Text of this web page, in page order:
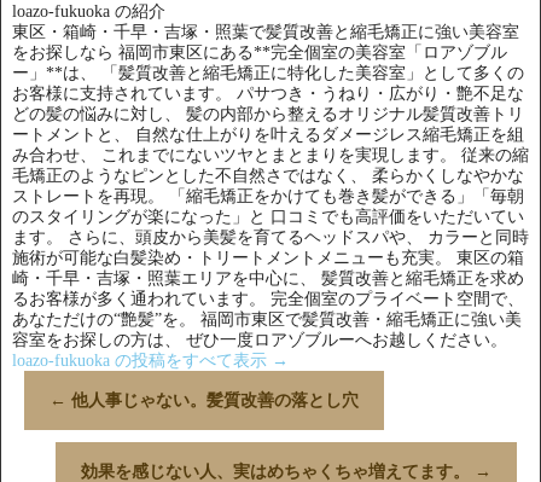
loazo-fukuoka の紹介
東区・箱崎・千早・吉塚・照葉で髪質改善と縮毛矯正に強い美容室
をお探しなら 福岡市東区にある**完全個室の美容室「ロアゾブル
ー」**は、 「髪質改善と縮毛矯正に特化した美容室」として多くの
お客様に支持されています。 パサつき・うねり・広がり・艶不足な
どの髪の悩みに対し、 髪の内部から整えるオリジナル髪質改善トリ
ートメントと、 自然な仕上がりを叶えるダメージレス縮毛矯正を組
み合わせ、 これまでにないツヤとまとまりを実現します。 従来の縮
毛矯正のようなピンとした不自然さではなく、 柔らかくしなやかな
ストレートを再現。 「縮毛矯正をかけても巻き髪ができる」「毎朝
のスタイリングが楽になった」と 口コミでも高評価をいただいてい
ます。 さらに、頭皮から美髪を育てるヘッドスパや、 カラーと同時
施術が可能な白髪染め・トリートメントメニューも充実。 東区の箱
崎・千早・吉塚・照葉エリアを中心に、 髪質改善と縮毛矯正を求め
るお客様が多く通われています。 完全個室のプライベート空間で、
あなただけの“艶髪”を。 福岡市東区で髪質改善・縮毛矯正に強い美
容室をお探しの方は、 ぜひ一度ロアゾブルーへお越しください。
loazo-fukuoka の投稿をすべて表示 →
← 他人事じゃない。髪質改善の落とし穴
効果を感じない人、実はめちゃくちゃ増えてます。 →